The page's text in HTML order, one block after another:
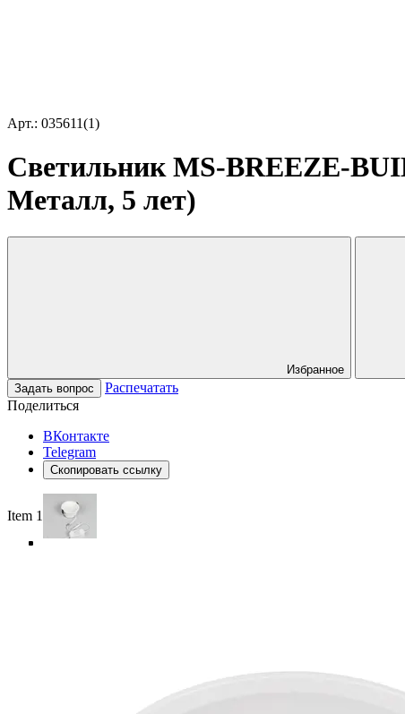
Арт.: 035611(1)
Светильник MS-BREEZE-
Металл, 5 лет)
Избранное
Задать вопрос
Распечатать
Поделиться
ВКонтакте
Telegram
Скопировать ссылку
Item 1 of 5